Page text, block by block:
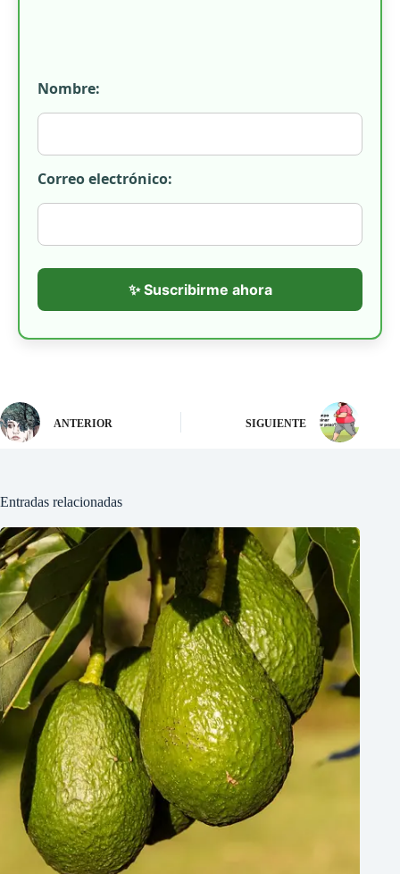
Nombre:
Correo electrónico:
✨ Suscribirme ahora
ANTERIOR SIGUIENTE
Entradas relacionadas